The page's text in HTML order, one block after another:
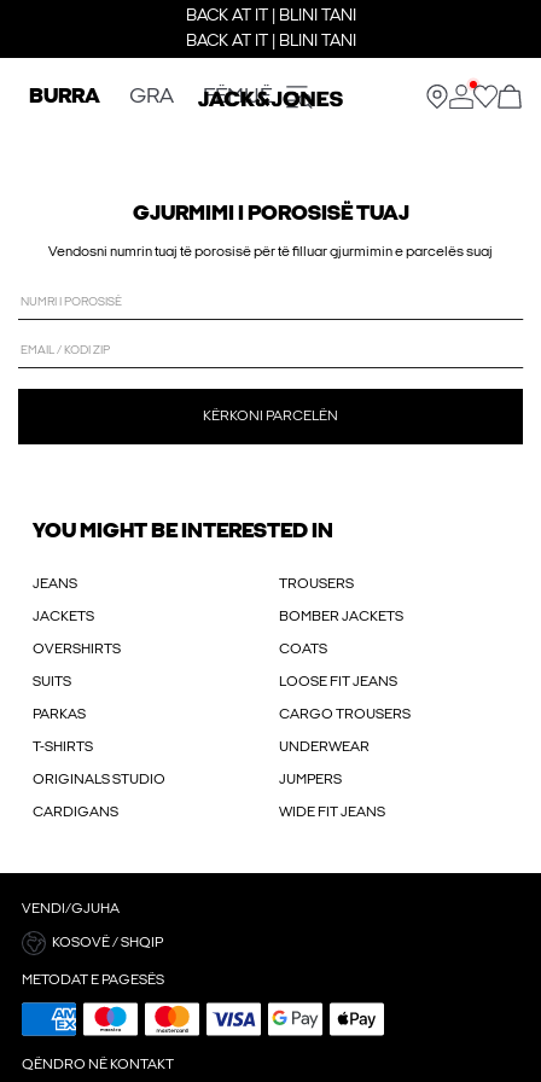
BACK AT IT | BLINI TANI
BACK AT IT | BLINI TANI
BURRA GRA FËMIJË
GJURMIMI I POROSISË TUAJ
Vendosni numrin tuaj të porosisë për të filluar gjurmimin e parcelës suaj
NUMRI I POROSISË
EMAIL / KODI ZIP
KËRKONI PARCELËN
YOU MIGHT BE INTERESTED IN
JEANS TROUSERS
JACKETS BOMBER JACKETS
OVERSHIRTS COATS
SUITS LOOSE FIT JEANS
PARKAS CARGO TROUSERS
T-SHIRTS UNDERWEAR
ORIGINALS STUDIO JUMPERS
CARDIGANS WIDE FIT JEANS
VENDI/GJUHA
KOSOVË / SHQIP
METODAT E PAGESËS
QËNDRO NË KONTAKT